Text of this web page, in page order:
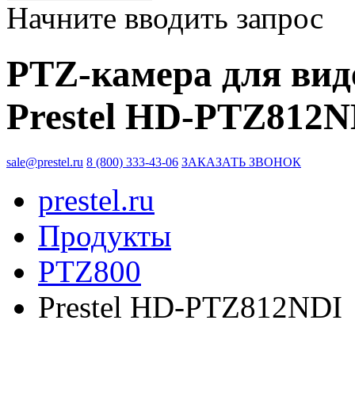
Начните вводить запрос
PTZ-камера для
Prestel HD-
sale@prestel.ru 8 (800) 333-43-06 ЗАКАЗАТЬ ЗВОНОК
prestel.ru
Продукты
PTZ800
Prestel HD-PTZ812NDI